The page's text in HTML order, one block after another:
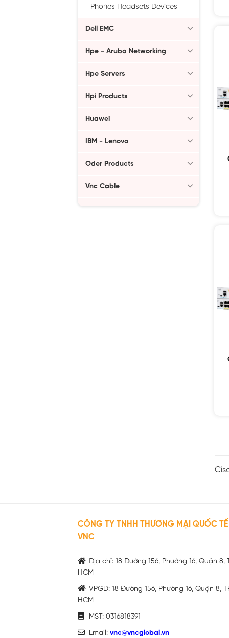
Phones Headsets Devices
Dell EMC
Hpe - Aruba Networking
Hpe Servers
Hpi Products
Huawei
IBM - Lenovo
Oder Products
Vnc Cable
CÔNG TY TNHH THƯƠNG MẠI QUỐC TẾ
VNC
Địa chỉ: 18 Đường 156, Phường 16, Quận 8,
HCM
VPGD: 18 Đường 156, Phường 16, Quận 8,
HCM
MST: 0316818391
Email: vnc@vncglobal.vn